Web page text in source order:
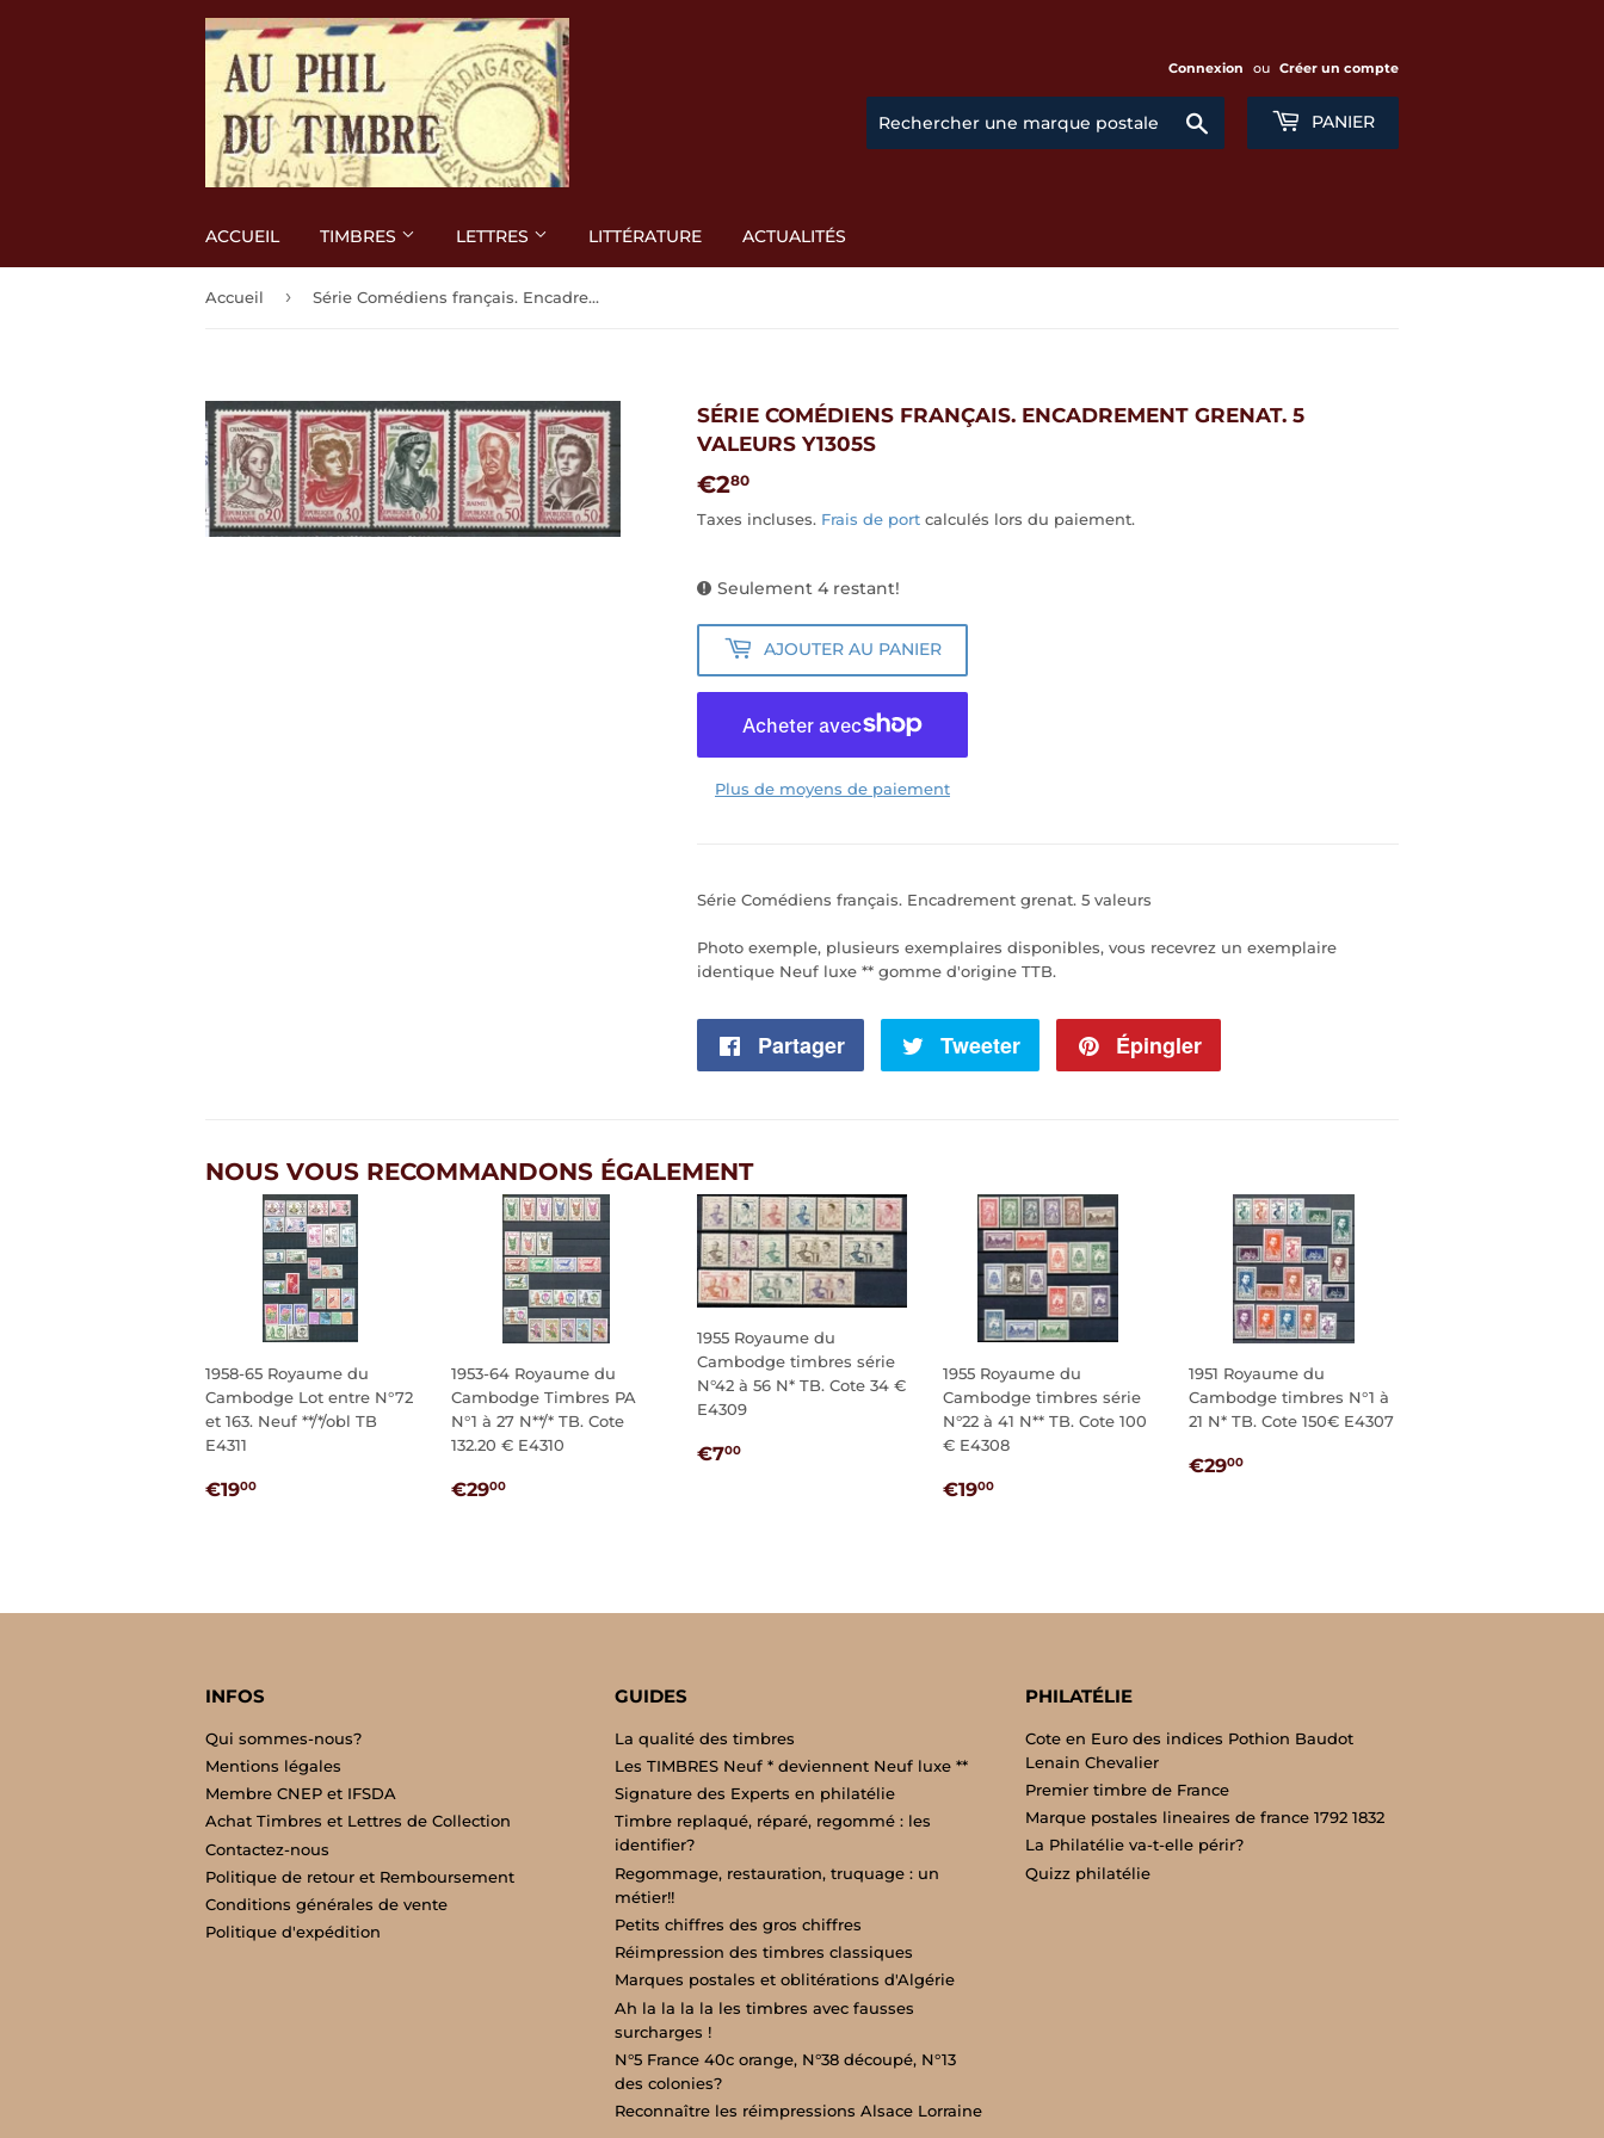
Connexion ou Créer un compte
Chercher PANIER
ACCUEIL TIMBRES LETTRES LITTÉRATURE ACTUALITÉS
Accueil › Série Comédiens français. Encadrement grenat. 5 valeurs Y1305S
SÉRIE COMÉDIENS FRANÇAIS. ENCADREMENT GRENAT. 5
VALEURS Y1305S
€280
Taxes incluses. Frais de port calculés lors du paiement.
Seulement 4 restant!
AJOUTER AU PANIER
Plus de moyens de paiement
Série Comédiens français. Encadrement grenat. 5 valeurs
Photo exemple, plusieurs exemplaires disponibles, vous recevrez un exemplaire
identique Neuf luxe ** gomme d'origine TTB.
Partager
PartagerTweeter
Tweeter Épingler
NOUS VOUS RECOMMANDONS ÉGALEMENT
1958-65 Royaume du
Cambodge Lot entre N°72
et 163. Neuf **/*/obl TB
E4311
PRIX
€1900
1953-64 Royaume du
Cambodge Timbres PA
N°1 à 27 N**/* TB. Cote
132.20 € E4310
PRIX
€2900
1955 Royaume du
Cambodge timbres série
N°42 à 56 N* TB. Cote 34 €
E4309
PRIX
€700
1955 Royaume du
Cambodge timbres série
N°22 à 41 N** TB. Cote 100
€ E4308
PRIX
€1900
1951 Royaume du
Cambodge timbres N°1 à
21 N* TB. Cote 150€ E4307
PRIX
€2900
INFOS
Qui sommes-nous?
Mentions légales
Membre CNEP et IFSDA
Achat Timbres et Lettres de Collection
Contactez-nous
Politique de retour et Remboursement
Conditions générales de vente
Politique d'expédition
GUIDES
La qualité des timbres
Les TIMBRES Neuf * deviennent Neuf luxe **
Signature des Experts en philatélie
Timbre replaqué, réparé, regommé : les
identifier?
Regommage, restauration, truquage : un
métier!!
Petits chiffres des gros chiffres
Réimpression des timbres classiques
Marques postales et oblitérations d'Algérie
Ah la la la la les timbres avec fausses
surcharges !
N°5 France 40c orange, N°38 découpé, N°13
des colonies?
Reconnaître les réimpressions Alsace Lorraine
PHILATÉLIE
Cote en Euro des indices Pothion Baudot
Lenain Chevalier
Premier timbre de France
Marque postales lineaires de france 1792 1832
La Philatélie va-t-elle périr?
Quizz philatélie